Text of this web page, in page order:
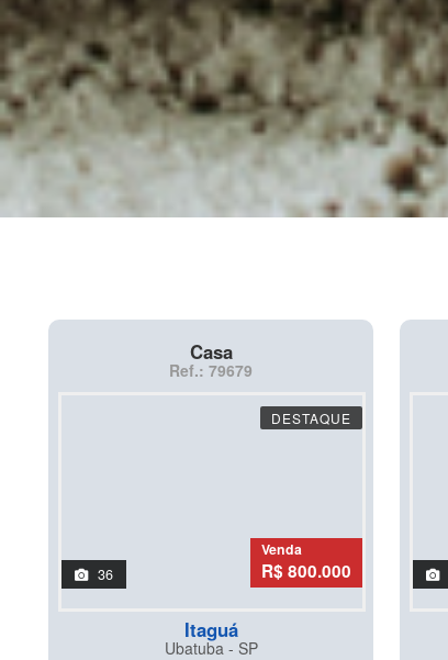
Casa
Ref.: 79679
DESTAQUE
36
Venda
R$ 800.000
Itaguá
Ubatuba - SP